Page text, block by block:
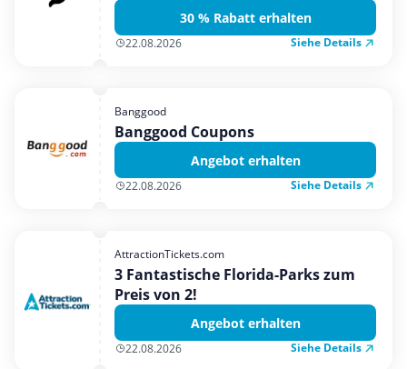
30 % Rabatt erhalten
22.08.2026 Siehe Details
Banggood
Banggood Coupons
Angebot erhalten
22.08.2026 Siehe Details
AttractionTickets.com
3 Fantastische Florida-Parks zum
Preis von 2!
Angebot erhalten
22.08.2026 Siehe Details